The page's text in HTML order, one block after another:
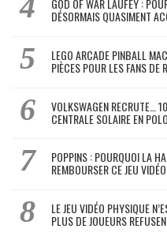
GOD OF WAR LAUFEY :
DÉSORMAIS QUASIMENT
LEGO ARCADE PINBALL
PIÈCES POUR LES FANS DE
VOLKSWAGEN RECRUTE…
CENTRALE SOLAIRE EN
POPPINS : POURQUOI LA
REMBOURSER CE JEU
LE JEU VIDÉO PHYSIQUE
PLUS DE JOUEURS